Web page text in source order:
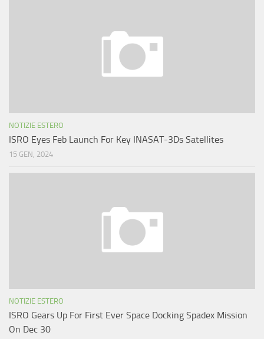
NOTIZIE ESTERO
ISRO Eyes Feb Launch For Key INASAT-3Ds Satellites
15 GEN, 2024
NOTIZIE ESTERO
ISRO Gears Up For First Ever Space Docking Spadex Mission
On Dec 30